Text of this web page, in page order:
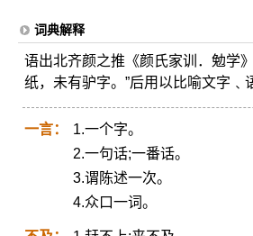
词典解释
语出北齐颜之推《颜氏家训．勉学
纸，未有驴字。”后用以比喻文字﹑
一言：
1.一个字。
2.一句话;一番话。
3.谓陈述一次。
4.众口一词。